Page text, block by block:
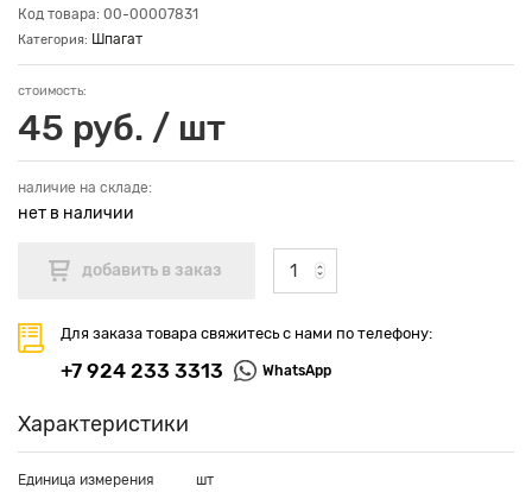
Код товара: 00-00007831
Категория: Шпагат
стоимость:
45 руб. / шт
наличие на складе:
нет в наличии
Для заказа товара свяжитесь с нами по телефону:
+7 924 233 3313 WhatsApp
Характеристики
Единица измерения
шт